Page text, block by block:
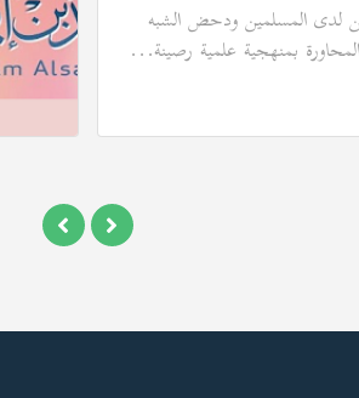
لدى المسلمين ودحض الشبه
بمنهجية علمية رصينة...